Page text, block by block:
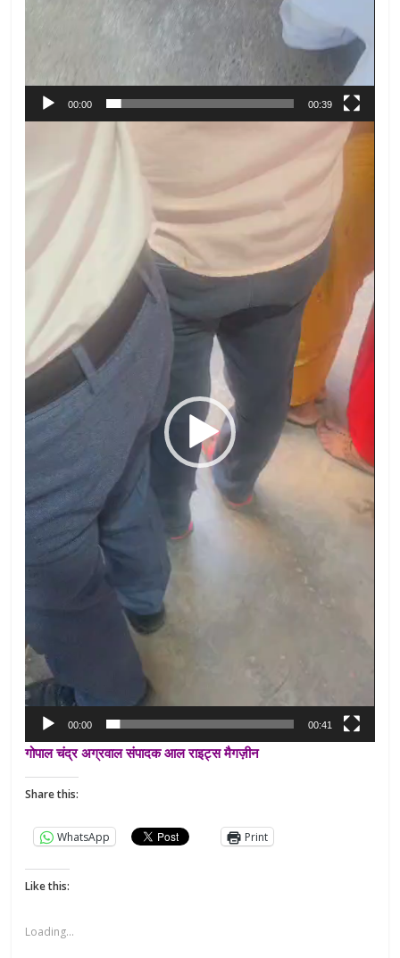
00:00 00:39
00:00 00:41
गोपाल चंद्र अग्रवाल संपादक आल राइट्स मैगज़ीन
Share this:
WhatsApp Print
Like this:
Loading...